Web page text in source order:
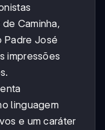
Caminha,
Padre José
impressões
linguagem
e um caráter